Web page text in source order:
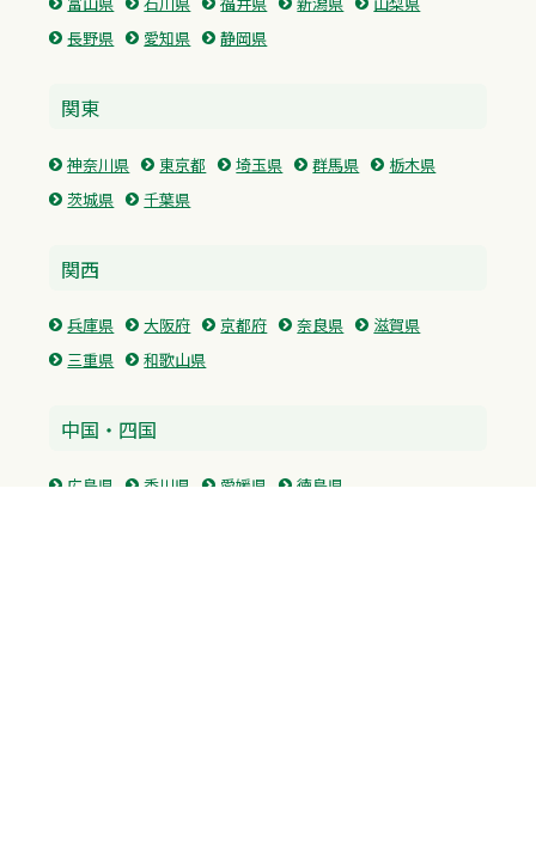
長野県
愛知県 静岡県
関東
神奈川県 東京都 埼玉県 群馬県
栃木県
茨城県
千葉県
関西
兵庫県 大阪府 京都府 奈良県
滋賀県
三重県
和歌山県
中国・四国
広島県 香川県 愛媛県 徳島県